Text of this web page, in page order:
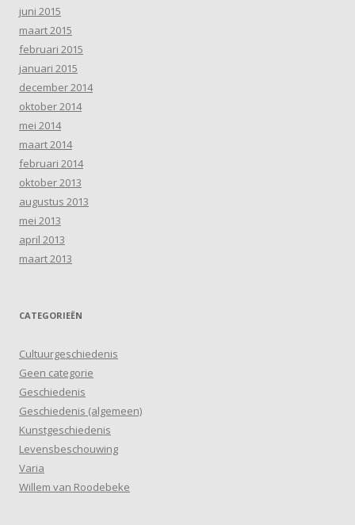
juni 2015
maart 2015
februari 2015
januari 2015
december 2014
oktober 2014
mei 2014
maart 2014
februari 2014
oktober 2013
augustus 2013
mei 2013
april 2013
maart 2013
CATEGORIEËN
Cultuurgeschiedenis
Geen categorie
Geschiedenis
Geschiedenis (algemeen)
Kunstgeschiedenis
Levensbeschouwing
Varia
Willem van Roodebeke